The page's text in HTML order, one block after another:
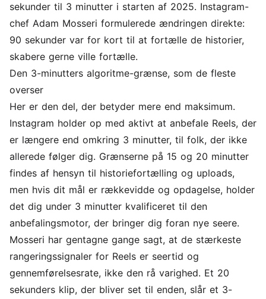
sekunder til 3 minutter i starten af 2025. Instagram-
chef Adam Mosseri formulerede ændringen direkte:
90 sekunder var for kort til at fortælle de historier,
skabere gerne ville fortælle.
Den 3-minutters algoritme-grænse, som de fleste
overser
Her er den del, der betyder mere end maksimum.
Instagram holder op med aktivt at anbefale Reels, der
er længere end omkring 3 minutter, til folk, der ikke
allerede følger dig. Grænserne på 15 og 20 minutter
findes af hensyn til historiefortælling og uploads,
men hvis dit mål er rækkevidde og opdagelse, holder
det dig under 3 minutter kvalificeret til den
anbefalingsmotor, der bringer dig foran nye seere.
Mosseri har gentagne gange sagt, at de stærkeste
rangeringssignaler for Reels er seertid og
gennemførelsesrate, ikke den rå varighed. Et 20
sekunders klip, der bliver set til enden, slår et 3-